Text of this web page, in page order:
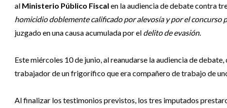
al Ministerio Público Fiscal en la audiencia de debate contra
homicidio doblemente calificado por alevosía y por el concurso
juzgado en una causa acumulada por el delito de evasión.
Este miércoles 10 de junio, al reanudarse la audiencia de
trabajador de un frigorífico que era compañero de trabajo de
Al finalizar los testimonios previstos, los tres imputados